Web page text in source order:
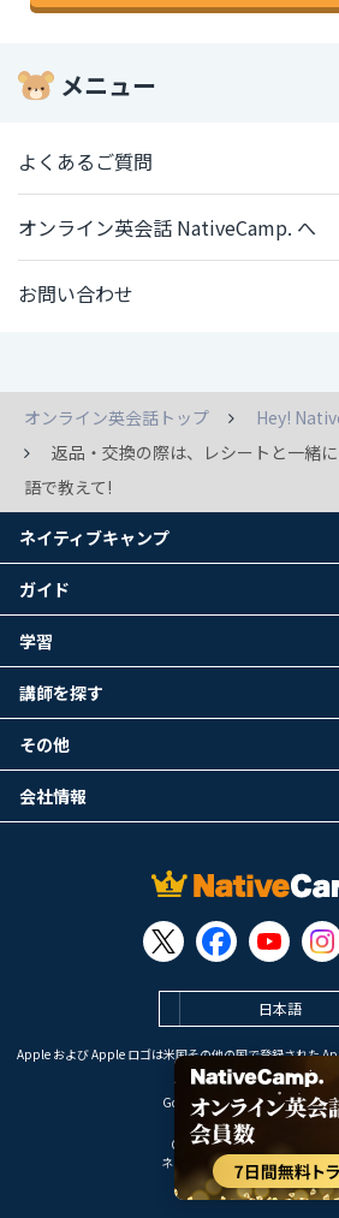
メニュー
よくあるご質問
オンライン英会話 NativeCamp. へ
お問い合わせ
オンライン英会話トップ
Hey!
返品・交換の際は、レシートと一緒
語で教えて!
日本語
Apple および Apple ロゴは米国その他の国で登録された
Apple Inc. のサービスマークで
Google Play は Google LLC の商
Copyright © 2026 オンライン
ネイティブキャンプ All Rights
ネイティブキャンプ
ガイド
学習
講師を探す
その他
会社情報